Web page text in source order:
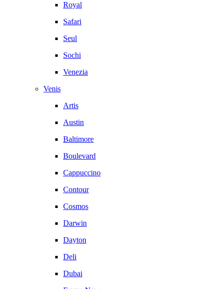
Royal
Safari
Seul
Sochi
Venezia
Venis
Artis
Austin
Baltimore
Boulevard
Cappuccino
Contour
Cosmos
Darwin
Dayton
Deli
Dubai